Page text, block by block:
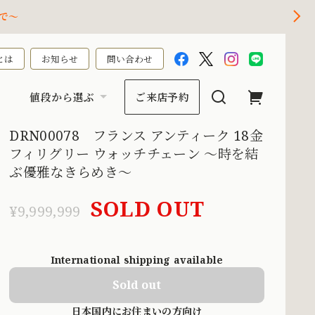
～
は お知らせ 問い合わせ
値段から選ぶ ご来店予約
DRN00078 フランス アンティーク 18金
フィリグリー ウォッチチェーン 〜時を結
ぶ優雅なきらめき〜
¥9,999,999 SOLD OUT
International shipping available
Sold out
日本国内にお住まいの方向け